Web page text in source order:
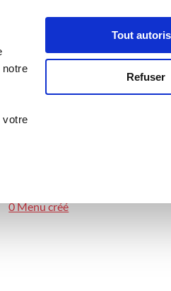
votre
Tout
Refuser
Se
0 Menu créé